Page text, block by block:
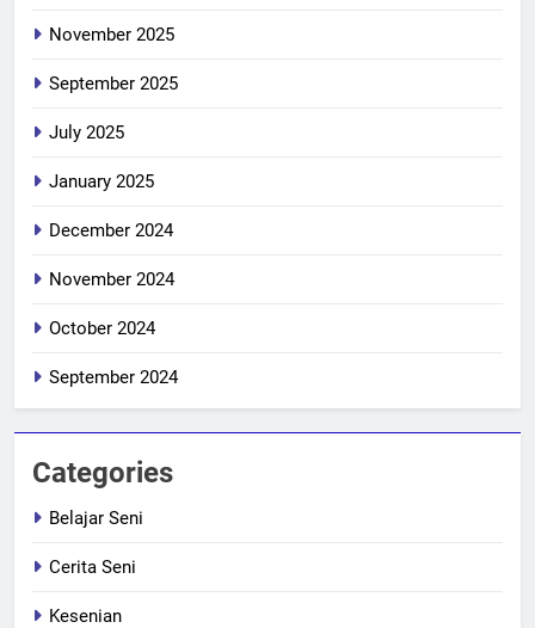
November 2025
September 2025
July 2025
January 2025
December 2024
November 2024
October 2024
September 2024
Categories
Belajar Seni
Cerita Seni
Kesenian